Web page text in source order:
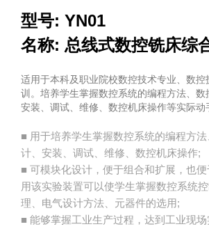
型号: YN01
名称: 总线式数控铣床综
适用于本科及职业院校数控技术专业、数控
训。培养学生掌握数控系统的编程方法、数
安装、调试、维修、数控机床操作等实际动
■ 用于培养学生掌握数控系统的编程方
计、安装、调试、维修、数控机床操作;
■ 可模块化设计，便于组合和扩展，也便
用该实验装置可以使学生掌握数控系统
理、电气设计方法、元器件的选用;
■ 能够掌握工业生产过程，达到工业现